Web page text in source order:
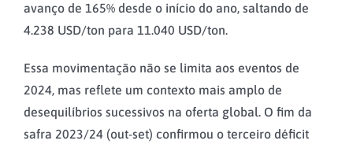
avanço de 165% desde o início do ano, saltando de
4.238 USD/ton para 11.040 USD/ton.
Essa movimentação não se limita aos eventos de
2024, mas reflete um contexto mais amplo de
desequilíbrios sucessivos na oferta global. O fim da
safra 2023/24 (out-set) confirmou o terceiro déficit